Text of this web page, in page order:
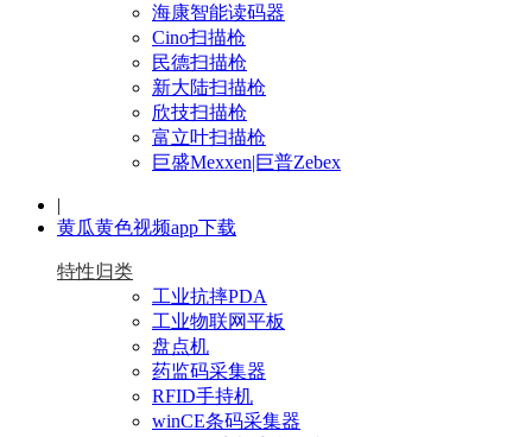
海康智能读码器
Cino扫描枪
民德扫描枪
新大陆扫描枪
欣技扫描枪
富立叶扫描枪
巨盛Mexxen|巨普Zebex
|
黄瓜黄色视频app下载
特性归类
工业抗摔PDA
工业物联网平板
盘点机
药监码采集器
RFID手持机
winCE条码采集器